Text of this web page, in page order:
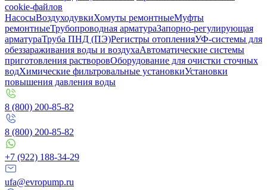
cookie-файлов
НасосыВоздуходувкиХомуты ремонтныеМуфты
ремонтныеТрубопроводная арматураЗапорно-регулирующая
арматураТруба ПНД (ПЭ)Регистры отопленияУФ-системы для
обеззараживания воды и воздухаАвтоматические системы
приготовления растворовОборудование для очистки сточных
водХимические фильтровальные установкиУстановки
повышения давления воды
8 (800) 200-85-82
8 (800) 200-85-82
+7 (922) 188-34-29
ufa@evropump.ru